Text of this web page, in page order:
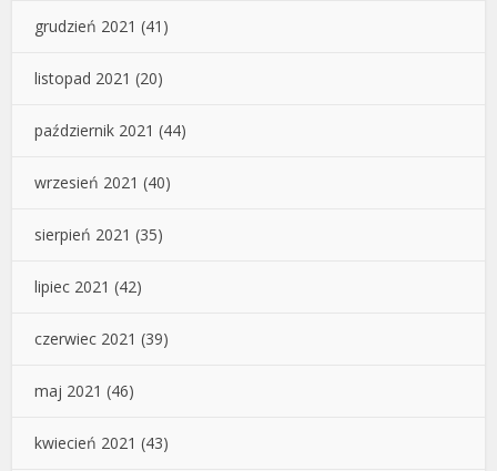
grudzień 2021 (41)
listopad 2021 (20)
październik 2021 (44)
wrzesień 2021 (40)
sierpień 2021 (35)
lipiec 2021 (42)
czerwiec 2021 (39)
maj 2021 (46)
kwiecień 2021 (43)